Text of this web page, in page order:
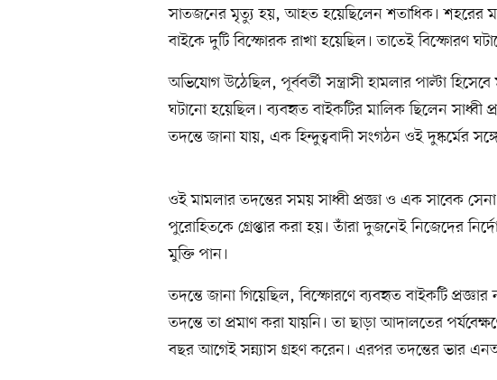
সাতজনের মৃত্যু হয়, আহত হয়েছিলেন শতাধিক। শহরের
বাইকে দুটি বিস্ফোরক রাখা হয়েছিল। তাতেই বিস্ফোরণ
অভিযোগ উঠেছিল, পূর্ববর্তী সন্ত্রাসী হামলার পাল্টা
ঘটানো হয়েছিল। ব্যবহৃত বাইকটির মালিক ছিলেন সাধ্বী
তদন্তে জানা যায়, এক হিন্দুত্ববাদী সংগঠন ওই দুষ্কর্মের
ওই মামলার তদন্তের সময় সাধ্বী প্রজ্ঞা ও এক সাবেক সেনা
পুরোহিতকে গ্রেপ্তার করা হয়। তাঁরা দুজনেই নিজেদের
মুক্তি পান।
তদন্তে জানা গিয়েছিল, বিস্ফোরণে ব্যবহৃত বাইকটি
তদন্তে তা প্রমাণ করা যায়নি। তা ছাড়া আদালতের
বছর আগেই সন্ন্যাস গ্রহণ করেন। এরপর তদন্তের ভার